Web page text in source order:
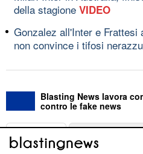
della stagione VIDEO
Gonzalez all'Inter e Frattesi
non convince i tifosi
Blasting News lavora
contro le fake news
ABOUT